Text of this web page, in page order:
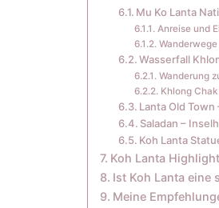
Mu Ko Lanta
Anreise und
Wasserfall
Wanderung
Khlong
Lanta Old
Saladan –
Koh Lanta
Koh Lanta
Ist Koh Lanta eine
Meine